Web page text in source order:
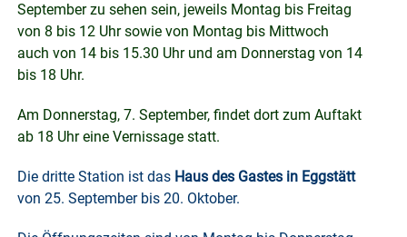
September zu sehen sein, jeweils Montag bis Freitag
von 8 bis 12 Uhr sowie von Montag bis Mittwoch
auch von 14 bis 15.30 Uhr und am Donnerstag von 14
bis 18 Uhr.
Am Donnerstag, 7. September, findet dort zum Auftakt
ab 18 Uhr eine Vernissage statt.
Die dritte Station ist das Haus des Gastes in Eggstätt
von 25. September bis 20. Oktober.